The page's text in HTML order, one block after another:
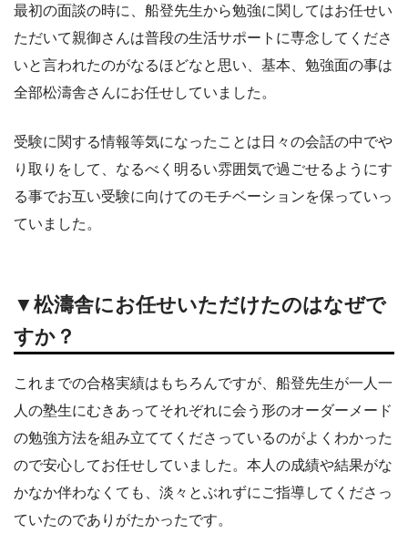
最初の面談の時に、船登先生から勉強に関してはお任せい
ただいて親御さんは普段の生活サポートに専念してくださ
いと言われたのがなるほどなと思い、基本、勉強面の事は
全部松濤舎さんにお任せしていました。
受験に関する情報等気になったことは日々の会話の中でや
り取りをして、なるべく明るい雰囲気で過ごせるようにす
る事でお互い受験に向けてのモチベーションを保っていっ
ていました。
▼松濤舎にお任せいただけたのはなぜで
すか？
これまでの合格実績はもちろんですが、船登先生が一人一
人の塾生にむきあってそれぞれに会う形のオーダーメード
の勉強方法を組み立ててくださっているのがよくわかった
ので安心してお任せしていました。本人の成績や結果がな
かなか伴わなくても、淡々とぶれずにご指導してくださっ
ていたのでありがたかったです。